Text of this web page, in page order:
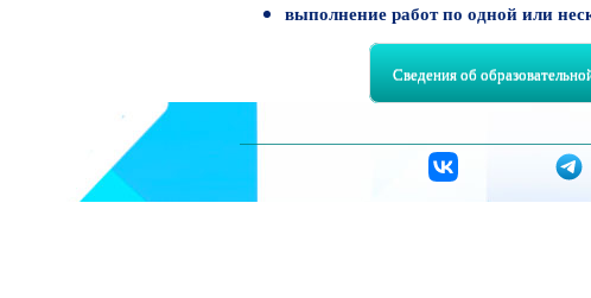
выполнение работ по одной или
Сведения об